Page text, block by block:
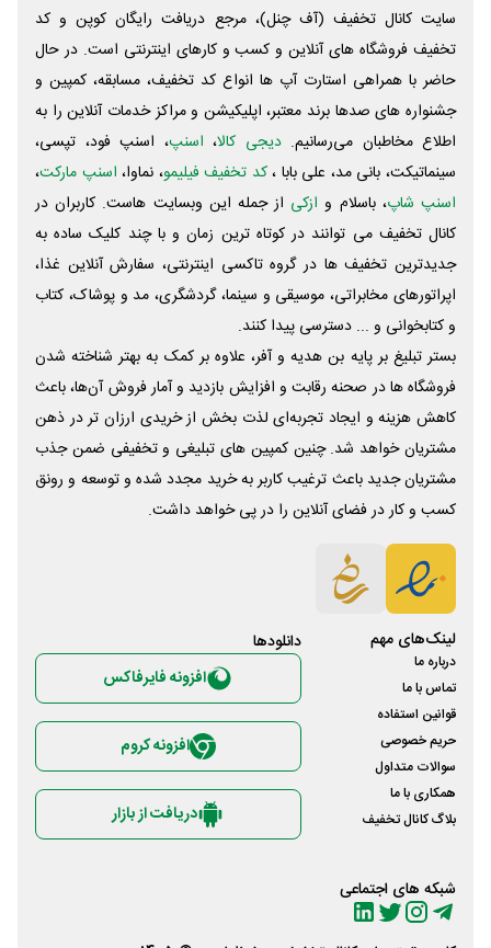
سایت کانال تخفیف (آف چنل)، مرجع دریافت رایگان کوپن و کد
تخفیف فروشگاه های آنلاین و کسب و‌ کارهای اینترنتی است. در حال
حاضر با همراهی استارت آپ ها انواع کد تخفیف، مسابقه، کمپین و
جشنواره های صدها برند معتبر، اپلیکیشن و مراکز خدمات آنلاین را به
اطلاع مخاطبان می‌رسانیم. دیجی کالا، اسنپ، اسنپ فود، تپسی،
سینماتیکت، بانی مد، علی‌ بابا ،کد تخفیف فیلیمو، نماوا، اسنپ مارکت،
اسنپ شاپ، باسلام و ازکی از جمله این وبسایت ‌هاست. کاربران در
کانال تخفیف می توانند در کوتاه ترین زمان و با چند کلیک ساده به
جدیدترین تخفیف ها در گروه تاکسی اینترنتی، سفارش آنلاین غذا،
اپراتورهای مخابراتی، موسیقی و سینما، گردشگری، مد و پوشاک، کتاب
و کتابخوانی و ... دسترسی پیدا کنند.
بستر تبلیغ بر پایه بن هدیه و آفر، علاوه بر کمک به بهتر شناخته شدن
فروشگاه ها در صحنه رقابت و افزایش بازدید و آمار فروش آن‌ها، باعث
کاهش هزینه و ایجاد تجربه‌ای لذت بخش از خریدی ارزان تر در ذهن
مشتریان خواهد شد. چنین کمپین های تبلیغی و تخفیفی ضمن جذب
مشتریان جدید باعث ترغیب کاربر به خرید مجدد شده و توسعه و رونق
کسب و کار در فضای آنلاین را در پی خواهد داشت.
لینک‌های مهم
درباره ما
تماس با ما
قوانین استفاده
حریم خصوصی
سوالات متداول
همکاری با ما
بلاگ کانال تخفیف
شبکه های اجتماعی
دانلود‌ها
افزونه فایرفاکس
افزونه کروم
دریافت از بازار